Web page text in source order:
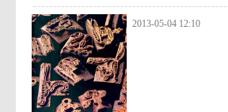
2013-05-04 12:10